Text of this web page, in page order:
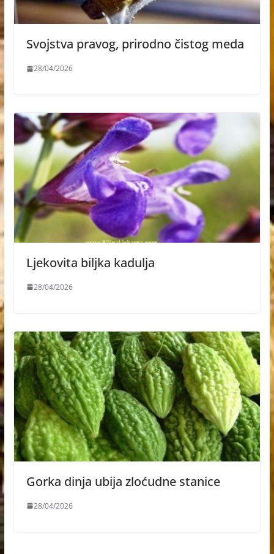
Svojstva pravog, prirodno čistog meda
28/04/2026
Ljekovita biljka kadulja
28/04/2026
Gorka dinja ubija zloćudne stanice
28/04/2026